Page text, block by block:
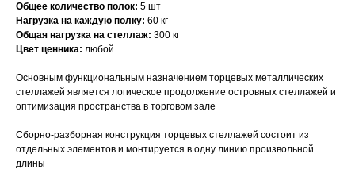
Общее количество полок: 5 шт
Нагрузка на каждую полку: 60 кг
Общая нагрузка на стеллаж: 300 кг
Цвет ценника: любой
Основным функциональным назначением торцевых металлических
стеллажей является логическое продолжение островных стеллажей и
оптимизация пространства в торговом зале
Сборно-разборная конструкция торцевых стеллажей состоит из
отдельных элементов и монтируется в одну линию произвольной
длины